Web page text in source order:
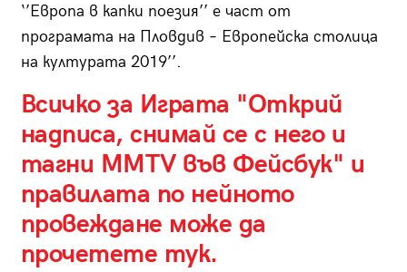
‘’Европа в капки поезия’’ е част от
програмата на Пловдив – Европейска столица
на културата 2019’’.
Всичко за Играта "Открий
надписа, снимай се с него и
тагни MMTV във Фейсбук" и
правилата по нейното
провеждане може да
прочетете тук.